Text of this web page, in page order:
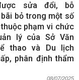
sửa đổi, bỗ
bỏ trong một số
phạm vi chức
lý của Sở Văn
thao và Du lịch
phân định thẩm
08/07/2025